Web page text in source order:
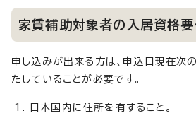
家賃補助対象者の入居資格
申し込みが出来る方は、申込日現在次
たしていることが必要です。
日本国内に住所を有すること。